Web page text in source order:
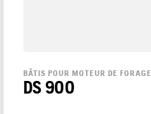
BÂTIS POUR MOTEUR DE FORAGE
DS 900